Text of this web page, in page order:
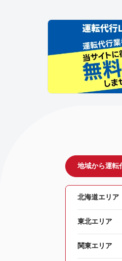
地域から運転
北海道エリア
東北エリア
関東エリア